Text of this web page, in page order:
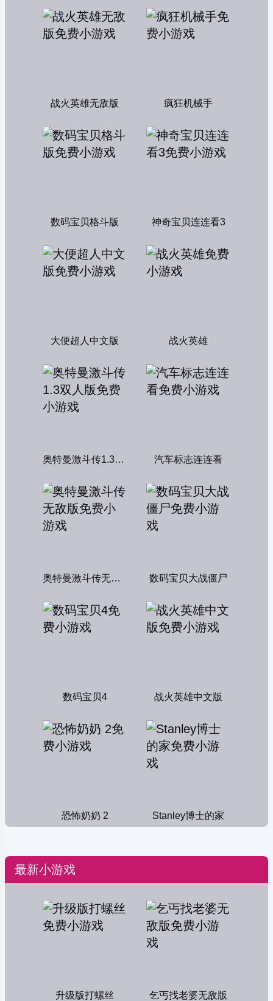
战火英雄无敌版 疯狂机械手
数码宝贝格斗版 神奇宝贝连连看3
大便超人中文版 战火英雄
奥特曼激斗传1.3双人版 汽车标志连连看
奥特曼激斗传无敌版 数码宝贝大战僵尸
数码宝贝4 战火英雄中文版
恐怖奶奶 2 Stanley博士的家
最新小游戏
升级版打螺丝 乞丐找老婆无敌版